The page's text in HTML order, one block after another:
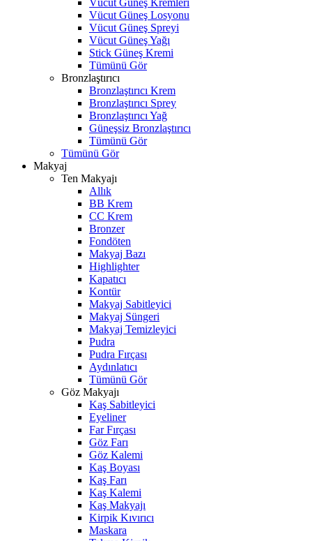
Vücut Güneş Kremleri
Vücut Güneş Losyonu
Vücut Güneş Spreyi
Vücut Güneş Yağı
Stick Güneş Kremi
Tümünü Gör
Bronzlaştırıcı
Bronzlaştırıcı Krem
Bronzlaştırıcı Sprey
Bronzlaştırıcı Yağ
Güneşsiz Bronzlaştırıcı
Tümünü Gör
Tümünü Gör
Makyaj
Ten Makyajı
Allık
BB Krem
CC Krem
Bronzer
Fondöten
Makyaj Bazı
Highlighter
Kapatıcı
Kontür
Makyaj Sabitleyici
Makyaj Süngeri
Makyaj Temizleyici
Pudra
Pudra Fırçası
Aydınlatıcı
Tümünü Gör
Göz Makyajı
Kaş Sabitleyici
Eyeliner
Far Fırçası
Göz Farı
Göz Kalemi
Kaş Boyası
Kaş Farı
Kaş Kalemi
Kaş Makyajı
Kirpik Kıvırıcı
Maskara